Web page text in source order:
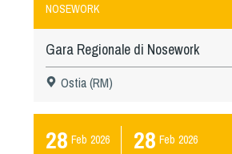
NOSEWORK
Gara Regionale di Nosework
Ostia (RM)
28 Feb 2026 28 Feb 2026